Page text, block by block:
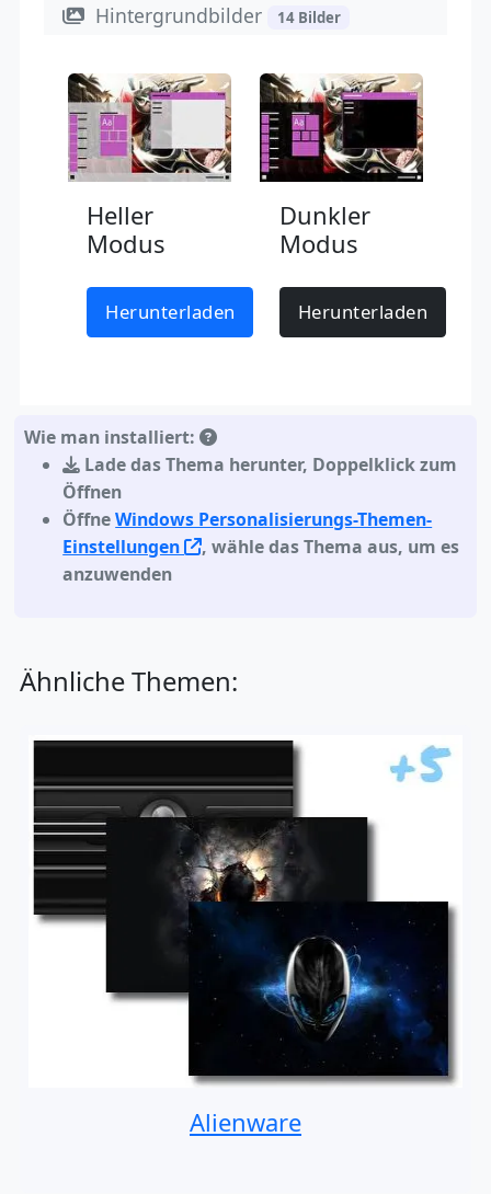
Hintergrundbilder 14 Bilder
Heller
Modus
Herunterladen
Dunkler
Modus
Herunterladen
Wie man installiert:
Lade das Thema herunter, Doppelklick zum
Öffnen
ÖffneWindows Personalisierungs-Themen-
Einstellungen
, wähle das Thema aus, um es
anzuwenden
Ähnliche Themen:
Alienware